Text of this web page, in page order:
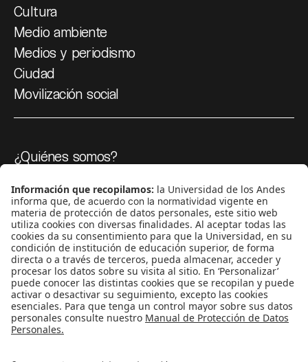
Cultura
Medio ambiente
Medios y periodismo
Ciudad
Movilización social
¿Quiénes somos?
Ediciones especiales
Proyectos 070
SÍGUENOS